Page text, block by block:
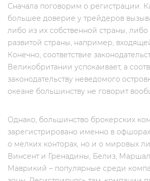
Сначала поговорим о регистрации.
большее доверие у трейдеров
либо из их собственной страны,
развитой страны, например,
Конечно, соответствие
Великобритании успокаивает, а
законодательству неведомого
океане большинству не говорит
Однако, большинство брокерских
зарегистрировано именно в
о мелких конторах, но и о мировых
Винсент и Гренадины, Белиз,
Маврикий – популярные среди